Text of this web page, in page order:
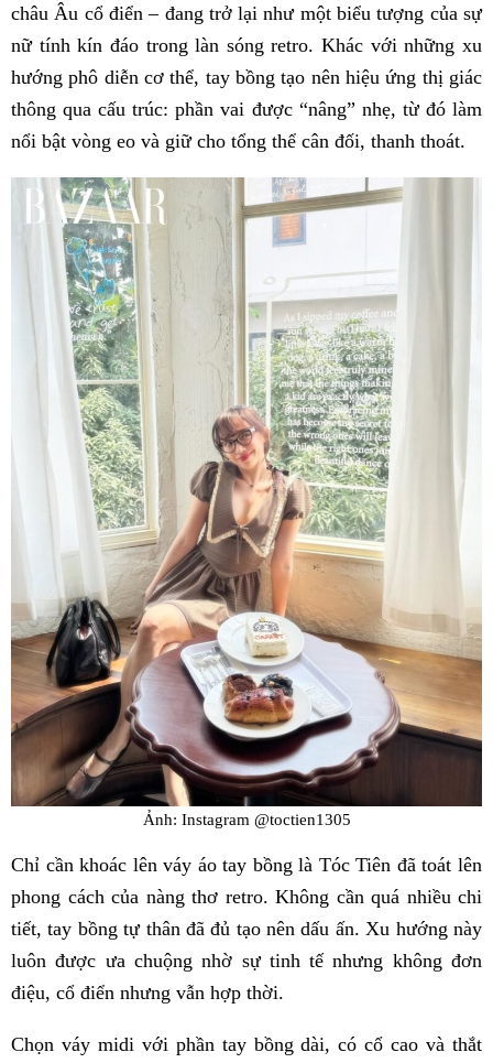
châu Âu cổ điển – đang trở lại như một biểu tượng của sự
nữ tính kín đáo trong làn sóng retro. Khác với những xu
hướng phô diễn cơ thể, tay bồng tạo nên hiệu ứng thị giác
thông qua cấu trúc: phần vai được “nâng” nhẹ, từ đó làm
nổi bật vòng eo và giữ cho tổng thể cân đối, thanh thoát.
Ảnh: Instagram @toctien1305
Chỉ cần khoác lên váy áo tay bồng là Tóc Tiên đã toát lên
phong cách của nàng thơ retro. Không cần quá nhiều chi
tiết, tay bồng tự thân đã đủ tạo nên dấu ấn. Xu hướng này
luôn được ưa chuộng nhờ sự tinh tế nhưng không đơn
điệu, cổ điển nhưng vẫn hợp thời.
Chọn váy midi với phần tay bồng dài, có cổ cao và thắt